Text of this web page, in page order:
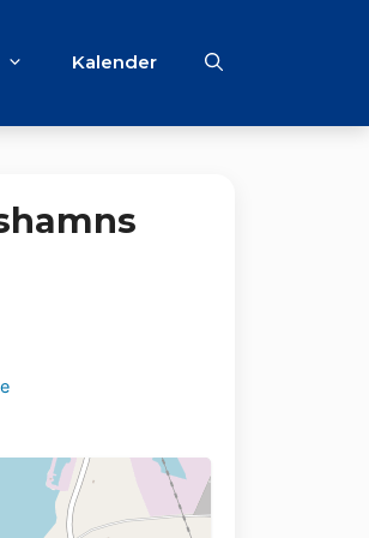
Kalender